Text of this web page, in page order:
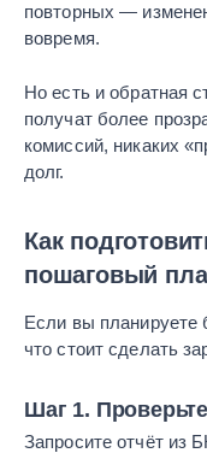
повторных —
вовремя.
Но есть и обратная
получат более
комиссий, никаких
долг.
Как
пошаговый
Если вы планируете
что стоит сделать
Шаг 1.
Запросите отчёт из